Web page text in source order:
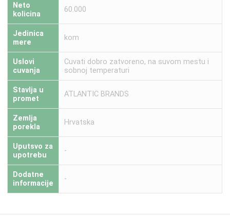
Neto
kolicina
60.000
Jedinica
mere
kom
Uslovi
cuvanja
Cuvati dobro zatvoreno, na suvom mestu i
sobnoj temperaturi
Stavlja u
promet
ATLANTIC BRANDS
Zemlja
porekla
Hrvatska
Uputsvo za
upotrebu
-
Dodatne
informacije
-